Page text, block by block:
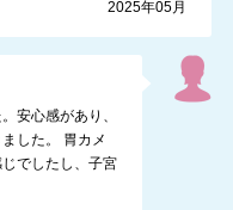
2025年05月
安心感があり、
した。 胃カメ
でしたし、子宮